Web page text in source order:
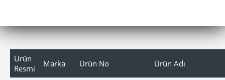
Ürün
Resmi
Marka Ürün No Ürün Adı